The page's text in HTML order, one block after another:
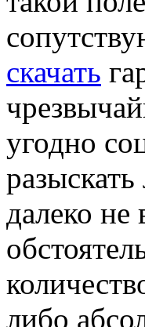
скачать
угодно
далеко
либо